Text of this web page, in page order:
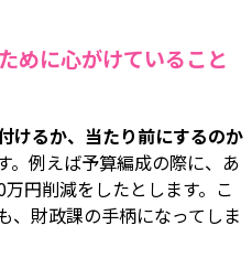
めに心がけていること
けるか、当たり前にするのか
。例えば予算編成の際に、あ
円削減をしたとします。こ
、財政課の手柄になってしま